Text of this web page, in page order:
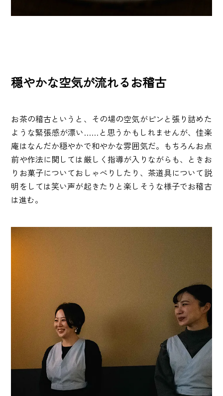
穏やかな空気が流れるお稽古
お茶の稽古というと、その場の空気がピンと張り詰めた
ような緊張感が漂い……と思うかもしれませんが、佳楽
庵はなんだか穏やかで和やかな雰囲気だ。もちろんお点
前や作法に関しては厳しく指導が入りながらも、ときお
りお菓子についておしゃべりしたり、茶道具について説
明をしては笑い声が起きたりと楽しそうな様子でお稽古
は進む。